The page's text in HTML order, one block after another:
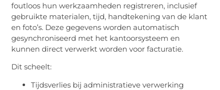
foutloos hun werkzaamheden registreren, inclusief
gebruikte materialen, tijd, handtekening van de klant
en foto’s. Deze gegevens worden automatisch
gesynchroniseerd met het kantoorsysteem en
kunnen direct verwerkt worden voor facturatie.
Dit scheelt:
Tijdsverlies bij administratieve verwerking